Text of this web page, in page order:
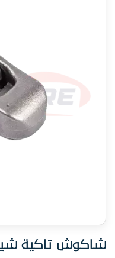
شاكوش تاكية